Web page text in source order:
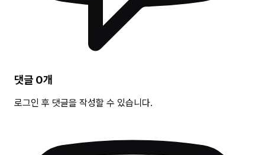
댓글 0개
로그인 후 댓글을 작성할 수 있습니다.